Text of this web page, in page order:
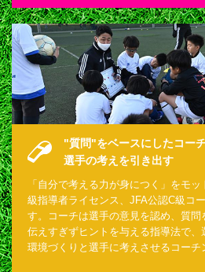
"質問"をベースにしたコーチ
選手の考えを引き出す
「自分で考える力が身につく」をモ
級指導者ライセンス、JFA公認C級コ
す。コーチは選手の意見を認め、質
伝えすぎずヒントを与える指導法で
環境づくりと選手に考えさせるコーチ